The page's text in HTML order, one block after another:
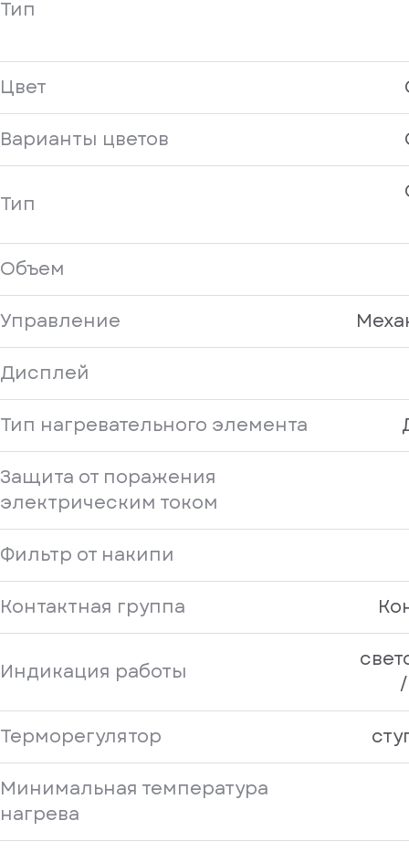
Тип
Цвет
Варианты цветов
Тип
Объем
Управление
Дисплей
Тип нагревательного элемента
Защита от поражения
электрическим током
Фильтр от накипи
Контактная группа
Индикация работы
Терморегулятор
Минимальная температура
нагрева